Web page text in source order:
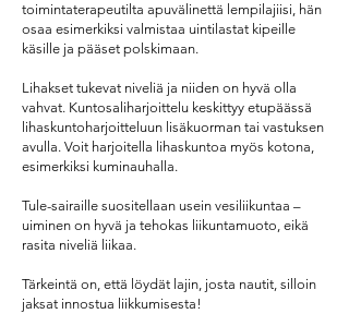
toimintaterapeutilta apuvälinettä lempilajiisi, hän
osaa esimerkiksi valmistaa uintilastat kipeille
käsille ja pääset polskimaan.
Lihakset tukevat niveliä ja niiden on hyvä olla
vahvat. Kuntosaliharjoittelu keskittyy etupäässä
lihaskuntoharjoitteluun lisäkuorman tai vastuksen
avulla. Voit harjoitella lihaskuntoa myös kotona,
esimerkiksi kuminauhalla.
Tule-sairaille suositellaan usein vesiliikuntaa –
uiminen on hyvä ja tehokas liikuntamuoto, eikä
rasita niveliä liikaa.
Tärkeintä on, että löydät lajin, josta nautit, silloin
jaksat innostua liikkumisesta!